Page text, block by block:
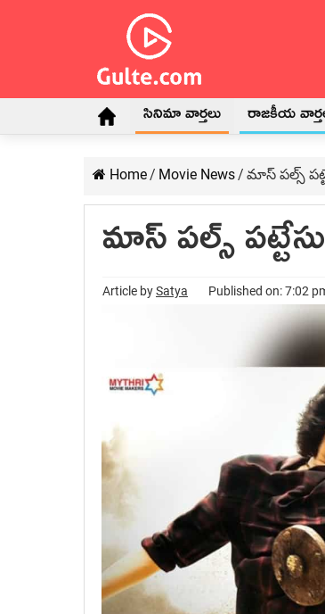
సినిమా వార్తలు రాజకీయ
Home/ Movie News/ మాస్ పల్స్
మాస్ పల్స్
Article bySatya Published on: 7:02